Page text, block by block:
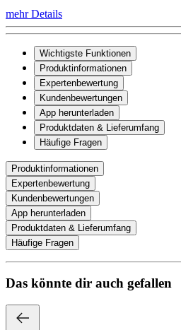
mehr Details
Wichtigste Funktionen
Produktinformationen
Expertenbewertung
Kundenbewertungen
App herunterladen
Produktdaten & Lieferumfang
Häufige Fragen
Produktinformationen
Expertenbewertung
Kundenbewertungen
App herunterladen
Produktdaten & Lieferumfang
Häufige Fragen
Das könnte dir auch gefallen